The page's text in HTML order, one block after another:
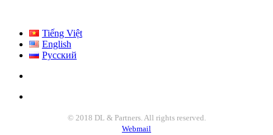
Tiếng Việt
English
Русский
© 2018 DL & Partners. All rights reserved.
Webmail